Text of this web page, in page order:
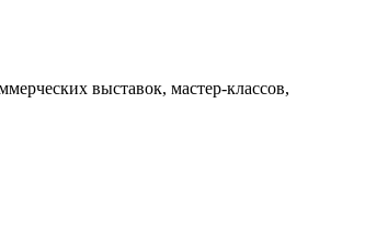
выставок, мастер-классов,